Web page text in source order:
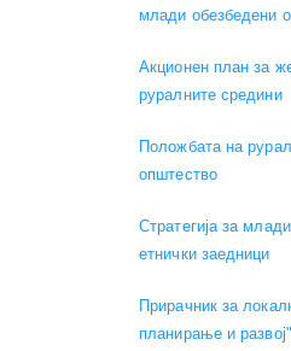
млади обезбедени
Акционен план за
руралните средини
Положбата на
општество
Стратегија за
етнички заедници
Прирачник за
планирање и развој"